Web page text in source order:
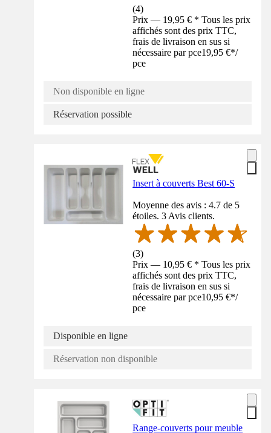
(4)
Prix — 19,95 € * Tous les prix
affichés sont des prix TTC,
frais de livraison en sus si
nécessaire par pce19,95 €*/
pce
Non disponible en ligne
Réservation possible
Insert à couverts Best 60-S
Moyenne des avis : 4.7 de 5
étoiles. 3 Avis clients.
(3)
Prix — 10,95 € * Tous les prix
affichés sont des prix TTC,
frais de livraison en sus si
nécessaire par pce10,95 €*/
pce
Disponible en ligne
Réservation non disponible
Range-couverts pour meuble